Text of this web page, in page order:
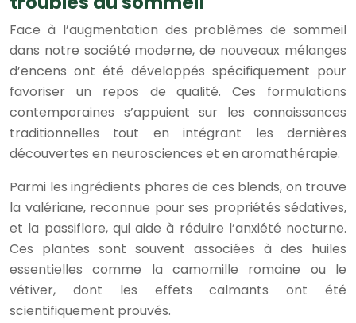
Face à l’augmentation des problèmes de sommeil
dans notre société moderne, de nouveaux mélanges
d’encens ont été développés spécifiquement pour
favoriser un repos de qualité. Ces formulations
contemporaines s’appuient sur les connaissances
traditionnelles tout en intégrant les dernières
découvertes en neurosciences et en aromathérapie.
Parmi les ingrédients phares de ces blends, on trouve
la valériane, reconnue pour ses propriétés sédatives,
et la passiflore, qui aide à réduire l’anxiété nocturne.
Ces plantes sont souvent associées à des huiles
essentielles comme la camomille romaine ou le
vétiver, dont les effets calmants ont été
scientifiquement prouvés.